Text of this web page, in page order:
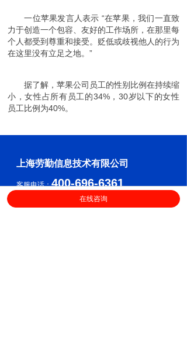
一位苹果发言人表示 “在苹果，我们一直致
力于创造一个包容、友好的工作场所，在那里每
个人都受到尊重和接受。贬低或歧视他人的行为
在这里没有立足之地。”
据了解，苹果公司员工的性别比例在持续缩
小，女性占所有员工的34%，30岁以下的女性
员工比例为40%。
客服电话：400-696-6361
（
上海劳勤信息技术有限公司
在线咨询